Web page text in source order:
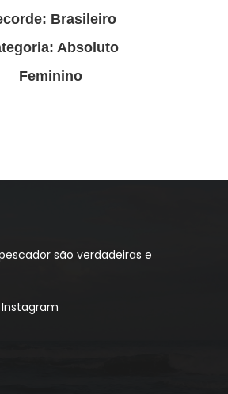
Brasileiro
Absoluto
Feminino
são verdadeiras e